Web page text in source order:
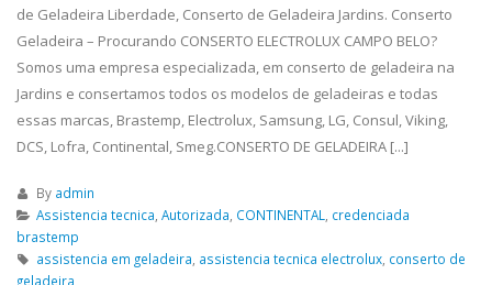
de Geladeira Liberdade, Conserto de Geladeira Jardins. Conserto
Geladeira – Procurando CONSERTO ELECTROLUX CAMPO BELO?
Somos uma empresa especializada, em conserto de geladeira na
Jardins e consertamos todos os modelos de geladeiras e todas
essas marcas, Brastemp, Electrolux, Samsung, LG, Consul, Viking,
DCS, Lofra, Continental, Smeg.CONSERTO DE GELADEIRA [...]
By admin
Assistencia tecnica, Autorizada, CONTINENTAL, credenciada
brastemp
assistencia em geladeira, assistencia tecnica electrolux, conserto de
geladeira